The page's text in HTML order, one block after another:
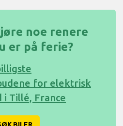
noe renere
er på ferie?
for elektrisk
i Tillé, France